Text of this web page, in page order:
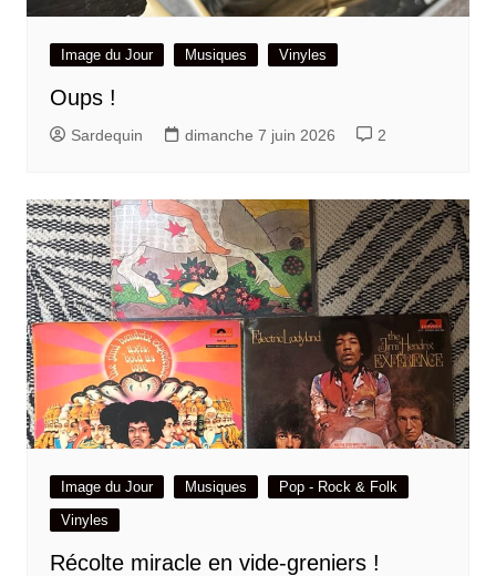
Image du Jour Musiques Vinyles
Oups !
Sardequin dimanche 7 juin 2026 2
Image du Jour Musiques
Pop - Rock & Folk
Vinyles
Récolte miracle en vide-greniers !